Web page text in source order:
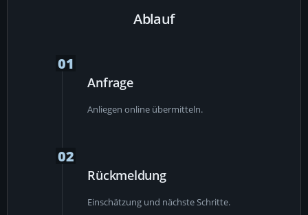
Ablauf
01
Anfrage
Anliegen online übermitteln.
02
Rückmeldung
Einschätzung und nächste Schritte.